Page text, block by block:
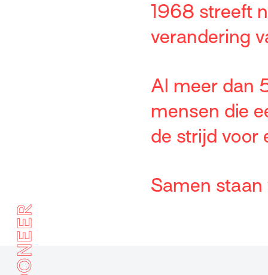
1968 streeft
verandering
Al meer dan
mensen die
de strijd voor
Samen staan
DONEER